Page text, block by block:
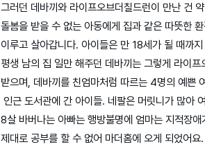
그러던 데바끼와 라이프오브더칠드런이 만난 건
돌봄을 받을 수 없는 아동에게 집과 같은 따뜻한
이루고 살아갑니다. 아이들은 만 18세가 될 때까
평생 남의 집 일만 해주던 데바끼는 그렇게 라이
받으며, 데바끼를 친엄마처럼 따르는 4명의 예쁜
인근 도서관에 간 아이들. 네팔은 머릿니가 많아
8살 바버나는 아빠는 행방불명에 엄마는 지적장
제대로 공부를 할 수 없어 마더홈에 오게 되었어